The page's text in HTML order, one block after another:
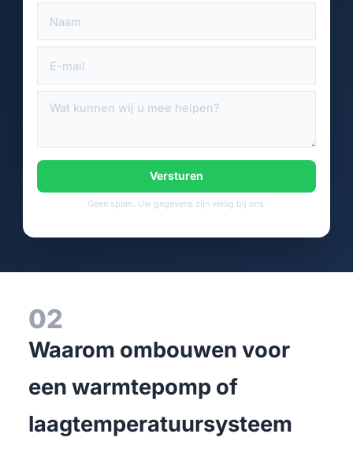
Versturen
Geen spam. Uw gegevens zijn veilig bij ons.
02
Waarom ombouwen voor
een warmtepomp of
laagtemperatuursysteem